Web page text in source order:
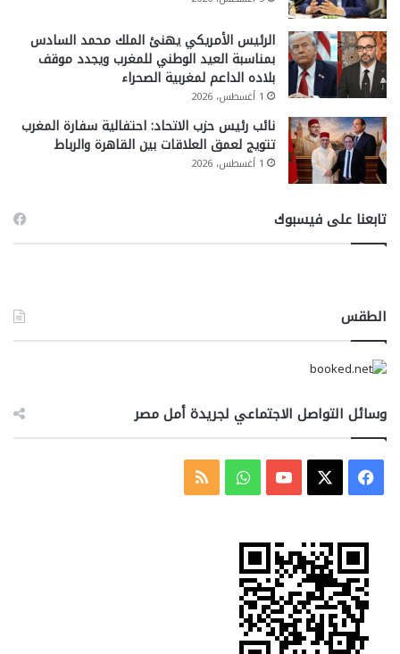
الرئيس الأمريكي يهنئ الملك محمد السادس
بمناسبة العيد الوطني للمغرب ويجدد موقف
بلاده الداعم لمغربية الصحراء
1 أغسطس، 2026
نائب رئيس حزب الاتحاد: احتفالية سفارة المغرب
تتويج لعمق العلاقات بين القاهرة والرباط
1 أغسطس، 2026
تابعنا على فيسبوك
الطقس
وسائل التواصل الاجتماعي لجريدة أمل مصر
فيسبوك ‫YouTubeواتسابملخص